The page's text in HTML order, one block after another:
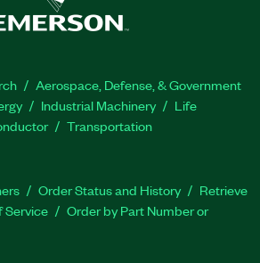
Aerospace, Defense, & Government
Industrial Machinery
Life
Transportation
Order Status and History
Retrieve
Service
Order by Part Number or